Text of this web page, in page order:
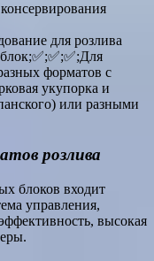
для розлива
форматов с
укупорка и
или разными
розлива
блоков входит
управления,
высокая